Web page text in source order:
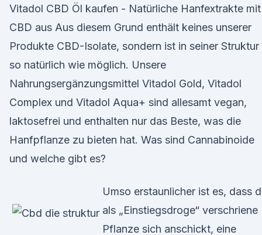
Vitadol CBD Öl kaufen - Natürliche Hanfextrakte mit
CBD aus Aus diesem Grund enthält keines unserer
Produkte CBD-Isolate, sondern ist in seiner Struktur
so natürlich wie möglich. Unsere
Nahrungsergänzungsmittel Vitadol Gold, Vitadol
Complex und Vitadol Aqua+ sind allesamt vegan,
laktosefrei und enthalten nur das Beste, was die
Hanfpflanze zu bieten hat. Was sind Cannabinoide
und welche gibt es?
Umso erstaunlicher ist es, dass
als „Einstiegsdroge“ verschriene
Pflanze sich anschickt, eine